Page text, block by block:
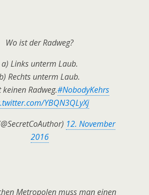
Wo ist der Radweg?
a) Links unterm Laub.
Rechts unterm Laub.
keinen Radweg.#NobodyKehrs
YBQN3QLyXj
12. November
2016
Metropolen muss man einen